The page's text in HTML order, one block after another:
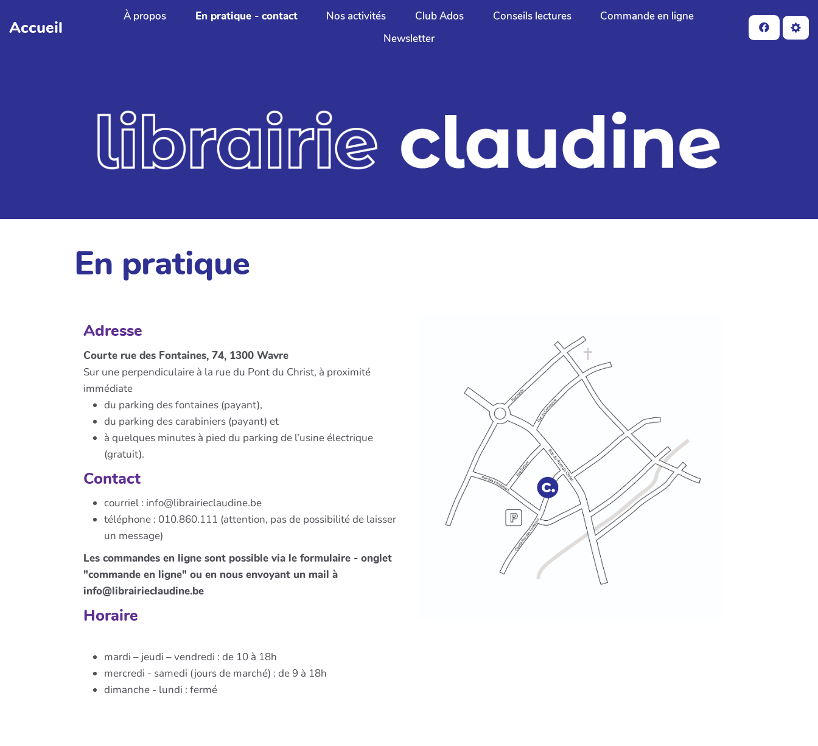
Aller au contenu principal
Accueil
À propos En pratique - contact Nos activités Club Ados Conseils lectures
Commande en ligne
Newsletter
En pratique
Adresse
Courte rue des Fontaines, 74, 1300 Wavre
Sur une perpendiculaire à la rue du Pont du Christ, à proximité
immédiate
du parking des fontaines (payant),
du parking des carabiniers (payant) et
à quelques minutes à pied du parking de l’usine électrique
(gratuit).
Contact
courriel : info@librairieclaudine.be
téléphone : 010.860.111 (attention, pas de possibilité de laisser
un message)
Les commandes en ligne sont possible via le formulaire - onglet
"commande en ligne" ou en nous envoyant un mail à
info@librairieclaudine.be
Horaire
mardi – jeudi – vendredi : de 10 à 18h
mercredi - samedi (jours de marché) : de 9 à 18h
dimanche - lundi : fermé